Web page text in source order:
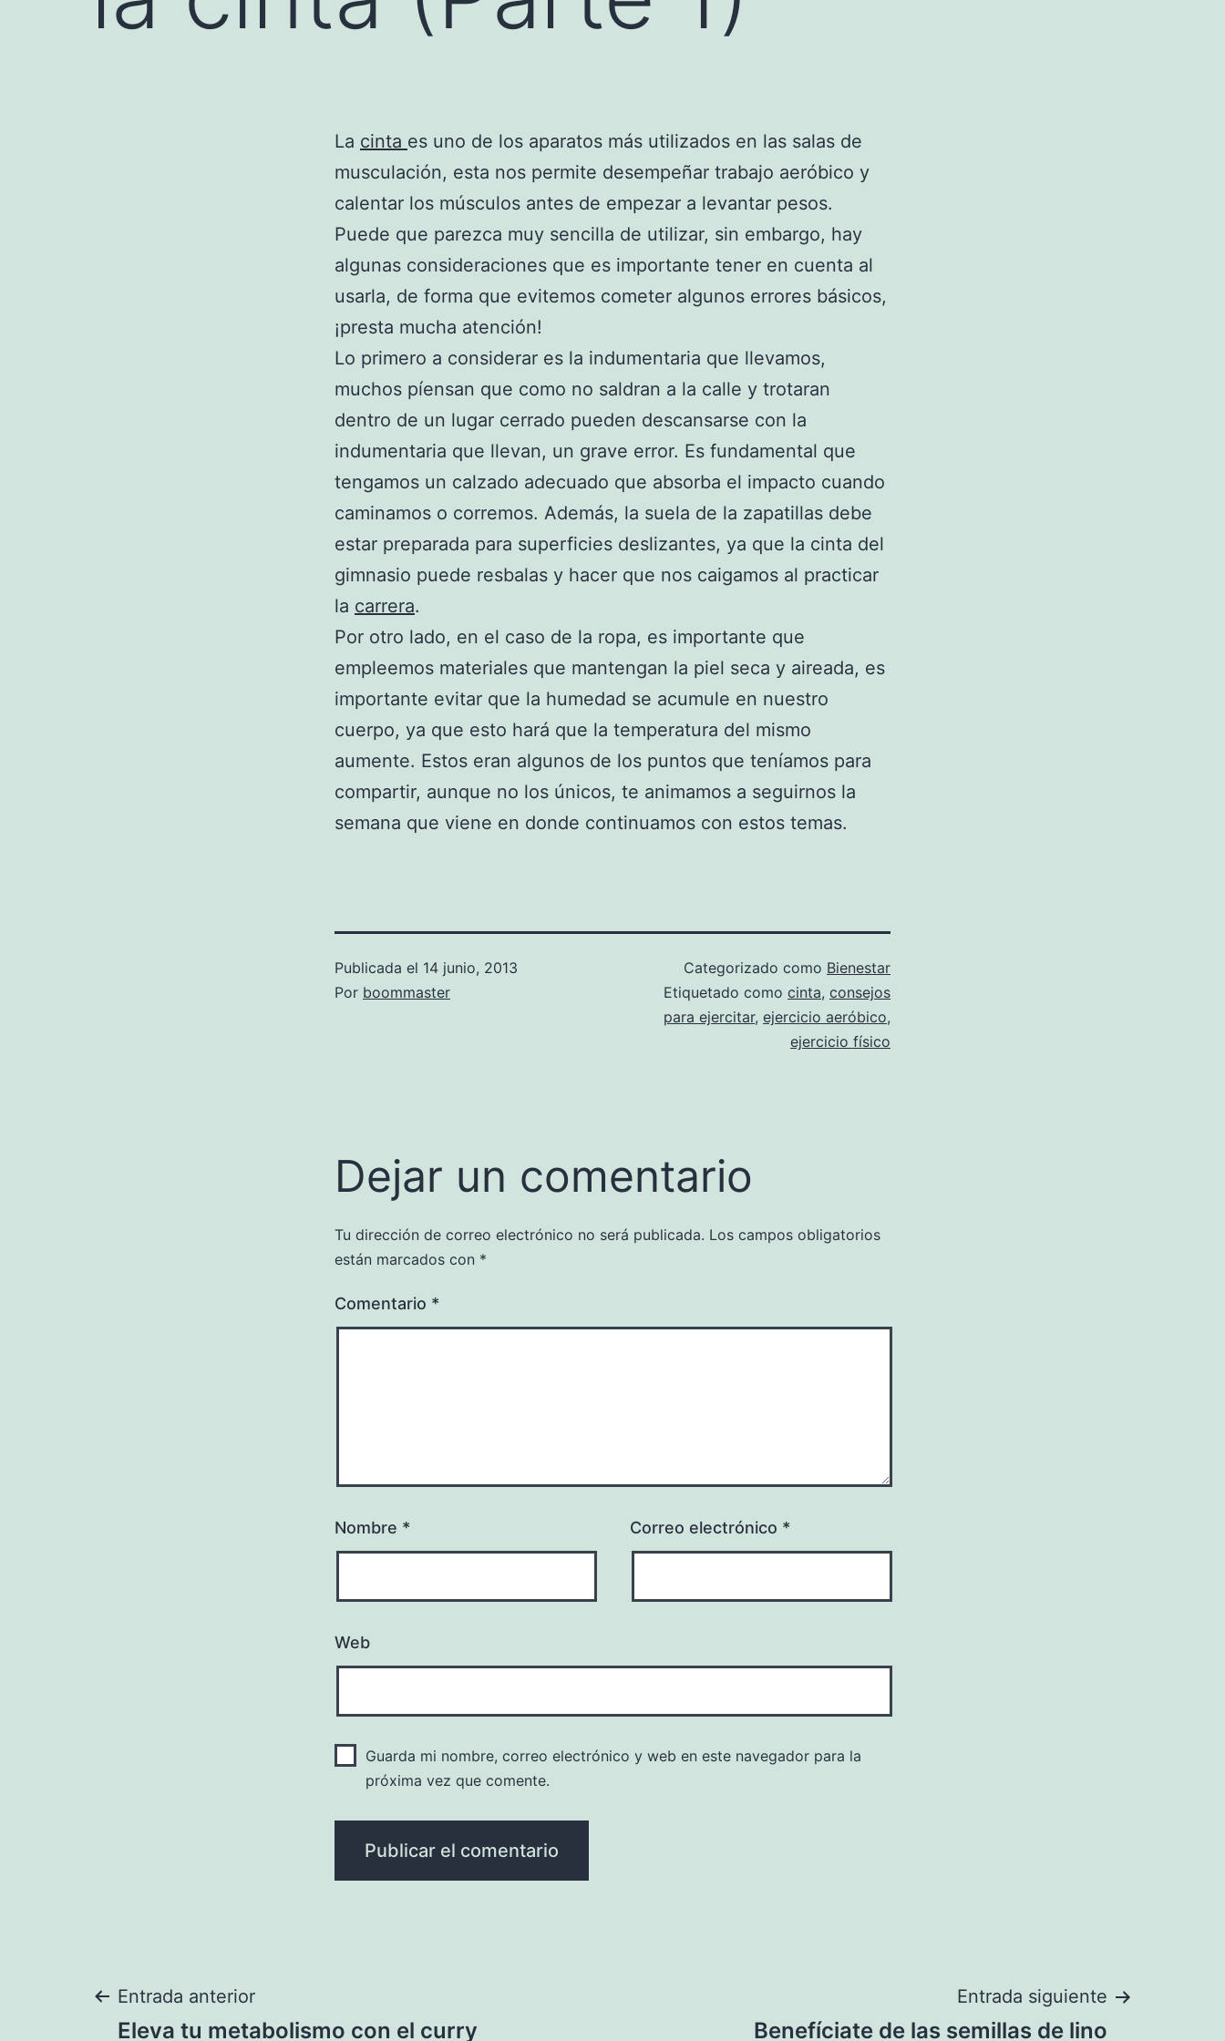
La cinta es uno de los aparatos más utilizados en las salas de
musculación, esta nos permite desempeñar trabajo aeróbico y
calentar los músculos antes de empezar a levantar pesos.
Puede que parezca muy sencilla de utilizar, sin embargo, hay
algunas consideraciones que es importante tener en cuenta al
usarla, de forma que evitemos cometer algunos errores básicos,
¡presta mucha atención!
Lo primero a considerar es la indumentaria que llevamos,
muchos píensan que como no saldran a la calle y trotaran
dentro de un lugar cerrado pueden descansarse con la
indumentaria que llevan, un grave error. Es fundamental que
tengamos un calzado adecuado que absorba el impacto cuando
caminamos o corremos. Además, la suela de la zapatillas debe
estar preparada para superficies deslizantes, ya que la cinta del
gimnasio puede resbalas y hacer que nos caigamos al practicar
la carrera.
Por otro lado, en el caso de la ropa, es importante que
empleemos materiales que mantengan la piel seca y aireada, es
importante evitar que la humedad se acumule en nuestro
cuerpo, ya que esto hará que la temperatura del mismo
aumente. Estos eran algunos de los puntos que teníamos para
compartir, aunque no los únicos, te animamos a seguirnos la
semana que viene en donde continuamos con estos temas.
Publicada el 14 junio, 2013
Por boommaster
Categorizado como Bienestar
Etiquetado como cinta, consejos
para ejercitar, ejercicio aeróbico,
ejercicio físico
Dejar un comentario
Tu dirección de correo electrónico no será publicada. Los campos obligatorios
están marcados con *
Comentario *
Nombre * Correo electrónico *
Web
Guarda mi nombre, correo electrónico y web en este navegador para la
próxima vez que comente.
Navegación
Entrada anterior
Eleva tu metabolismo con el curry
Entrada siguiente
Benefíciate de las semillas de lino